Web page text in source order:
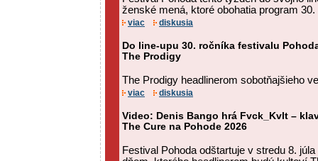
ženské mená, ktoré obohatia program
viac diskusia
Do line-upu 30. ročníka festivalu
The Prodigy
The Prodigy headlinerom sobotňajšieho
viac diskusia
Video: Denis Bango hrá Fvck_Kvlt –
The Cure na Pohode 2026
Festival Pohoda odštartuje v stredu 8.